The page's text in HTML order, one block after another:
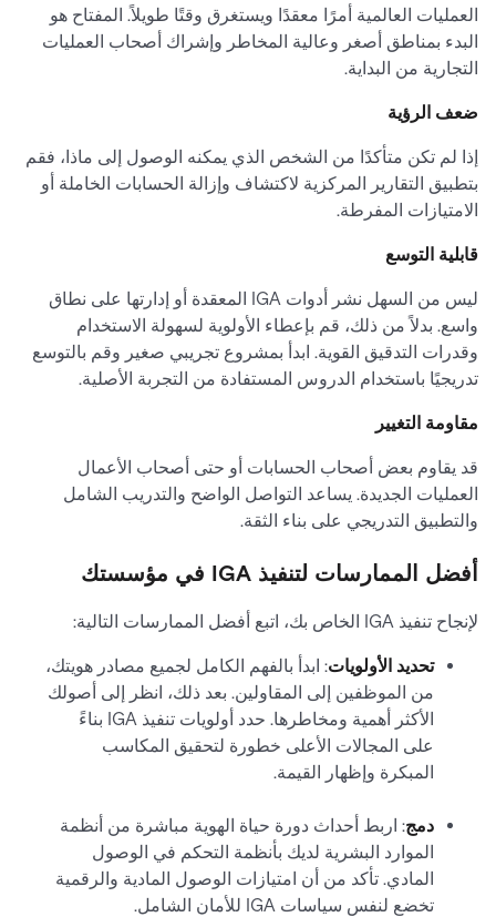
العمليات العالمية أمرًا معقدًا ويستغرق وقتًا طويلاً. المفتاح هو
البدء بمناطق أصغر وعالية المخاطر وإشراك أصحاب العمليات
التجارية من البداية.
ضعف الرؤية
إذا لم تكن متأكدًا من الشخص الذي يمكنه الوصول إلى ماذا، فقم
بتطبيق التقارير المركزية لاكتشاف وإزالة الحسابات الخاملة أو
الامتيازات المفرطة.
قابلية التوسع
ليس من السهل نشر أدوات IGA المعقدة أو إدارتها على نطاق
واسع. بدلاً من ذلك، قم بإعطاء الأولوية لسهولة الاستخدام
وقدرات التدقيق القوية. ابدأ بمشروع تجريبي صغير وقم بالتوسع
تدريجيًا باستخدام الدروس المستفادة من التجربة الأصلية.
مقاومة التغيير
قد يقاوم بعض أصحاب الحسابات أو حتى أصحاب الأعمال
العمليات الجديدة. يساعد التواصل الواضح والتدريب الشامل
والتطبيق التدريجي على بناء الثقة.
أفضل الممارسات لتنفيذ IGA في مؤسستك
لإنجاح تنفيذ IGA الخاص بك، اتبع أفضل الممارسات التالية:
تحديد الأولويات: ابدأ بالفهم الكامل لجميع مصادر هويتك،
من الموظفين إلى المقاولين. بعد ذلك، انظر إلى أصولك
الأكثر أهمية ومخاطرها. حدد أولويات تنفيذ IGA بناءً
على المجالات الأعلى خطورة لتحقيق المكاسب
المبكرة وإظهار القيمة.
دمج: اربط أحداث دورة حياة الهوية مباشرة من أنظمة
الموارد البشرية لديك بأنظمة التحكم في الوصول
المادي. تأكد من أن امتيازات الوصول المادية والرقمية
تخضع لنفس سياسات IGA للأمان الشامل.